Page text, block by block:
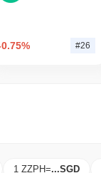
#26
1 ZZPH=...SGD